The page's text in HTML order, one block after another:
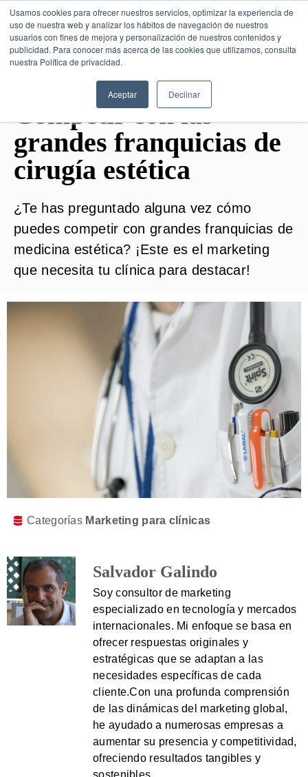
Usamos cookies para ofrecer nuestros servicios, optimizar la experiencia de
uso de nuestra web y analizar los hábitos de navegación de nuestros
usuarios con fines de mejora y personalización de nuestros contenidos y
publicidad. Para conocer más acerca de las cookies que utilizamos, consulta
nuestra Política de privacidad.
Aceptar Declinar
SESIÓN DE CONSULTORÍA GRATUITA
Competir con las
grandes franquicias de
cirugía estética
¿Te has preguntado alguna vez cómo
puedes competir con grandes franquicias de
medicina estética? ¡Este es el marketing
que necesita tu clínica para destacar!
Categorías Marketing para clínicas
Salvador Galindo
Soy consultor de marketing
especializado en tecnología y mercados
internacionales. Mi enfoque se basa en
ofrecer respuestas originales y
estratégicas que se adaptan a las
necesidades específicas de cada
cliente.Con una profunda comprensión
de las dinámicas del marketing global,
he ayudado a numerosas empresas a
aumentar su presencia y competitividad,
ofreciendo resultados tangibles y
sostenibles.